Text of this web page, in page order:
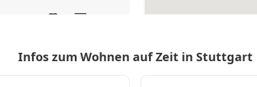
Infos zum Wohnen auf Zeit in Stuttgart